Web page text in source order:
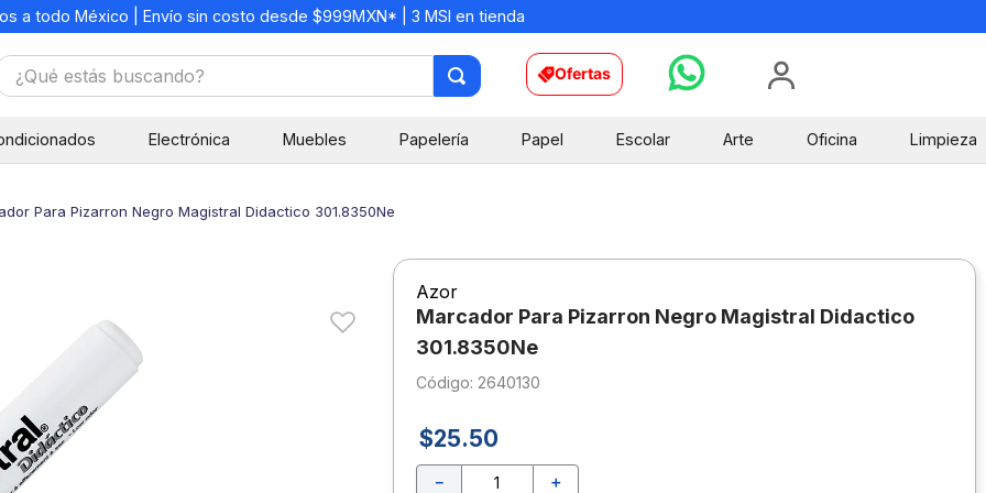
a todo México | Envío sin costo desde $999MXN* | 3 MSI en tienda
estás buscando? Ofertas
Electrónica Muebles Papelería Papel Escolar Arte Oficina Limpieza
Para Pizarron Negro Magistral Didactico 301.8350Ne
Azor
Marcador Para Pizarron Negro Magistral Didactico
301.8350Ne
: 2640130
$25.50
＋
－
8.
escritorio
9.
sacapuntas